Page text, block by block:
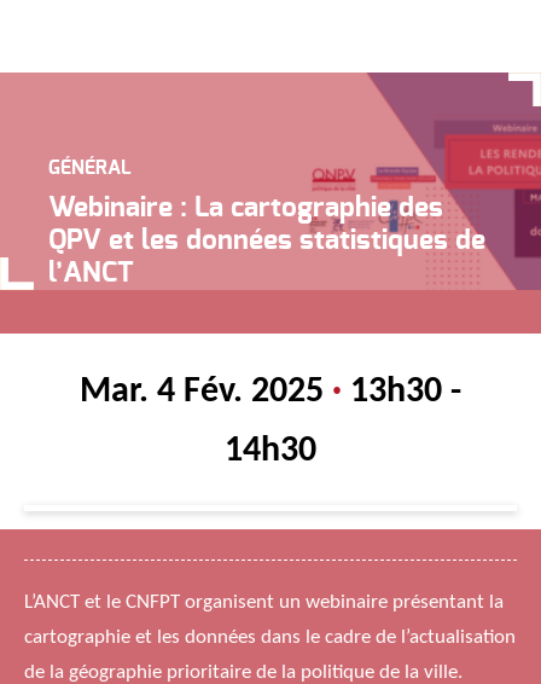
GÉNÉRAL
Webinaire : La cartographie des
QPV et les données statistiques de
l’ANCT
Mar. 4 Fév. 2025 · 13h30 -
14h30
L’ANCT et le CNFPT organisent un webinaire présentant la
cartographie et les données dans le cadre de l’actualisation
de la géographie prioritaire de la politique de la ville.